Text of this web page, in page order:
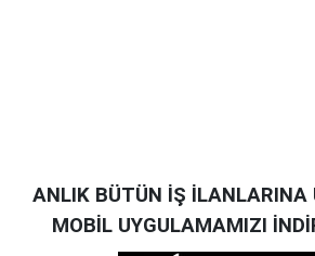
ANLIK BÜTÜN İŞ İLANLARINA
MOBİL UYGULAMAMIZI